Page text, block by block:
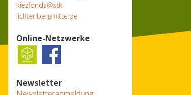
kiezfonds@stk-
lichtenbergmitte.de
Online-Netzwerke
Newsletter